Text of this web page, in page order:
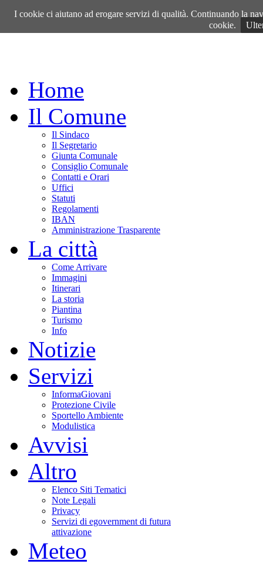
Sabato, 08 Agosto 2026
Home
Il Comune
Il Sindaco
Il Segretario
Giunta Comunale
Consiglio Comunale
Contatti e Orari
Uffici
Statuti
Regolamenti
IBAN
Amministrazione Trasparente
La città
Come Arrivare
Immagini
Itinerari
La storia
Piantina
Turismo
Info
Notizie
Servizi
InformaGiovani
Protezione Civile
Sportello Ambiente
Modulistica
Avvisi
Altro
Elenco Siti Tematici
Note Legali
Privacy
Servizi di egovernment di futura
attivazione
Meteo
I cookie ci aiutano ad erogare servizi di qualità. Continuando la
cookie.